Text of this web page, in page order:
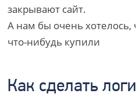
закрывают сайт.
А нам бы очень хотелось,
что-нибудь купили
Как сделать